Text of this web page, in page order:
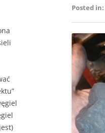
Posted in: